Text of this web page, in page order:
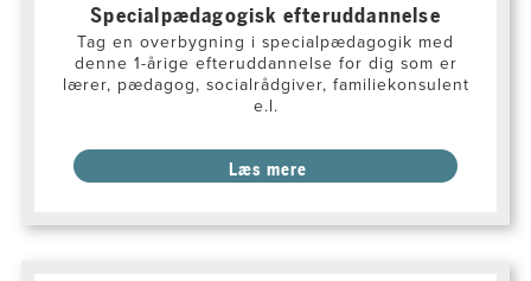
Specialpædagogisk efteruddannelse
Tag en overbygning i specialpædagogik med
denne 1-årige efteruddannelse for dig som er
lærer, pædagog, socialrådgiver, familiekonsulent
e.l.
Læs mere